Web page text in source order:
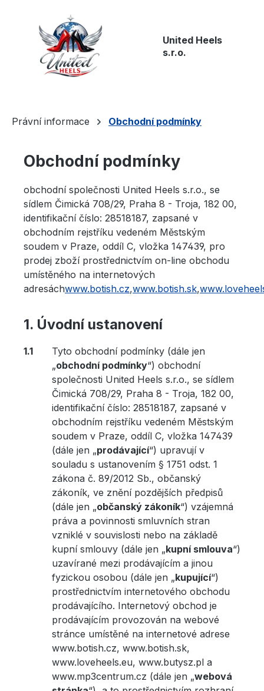
Přejít na hlavní obsah
United Heels
s.r.o.
Právní informace Obchodní podmínky
Obchodní podmínky
obchodní společnosti United Heels s.r.o., se
sídlem Čimická 708/29, Praha 8 - Troja, 182 00,
identifikační číslo: 28518187, zapsané v
obchodním rejstříku vedeném Městským
soudem v Praze, oddíl C, vložka 147439, pro
prodej zboží prostřednictvím on-line obchodu
umístěného na internetových
adresáchwww.botish.cz,www.botish.sk,
Úvodní ustanovení
Tyto obchodní podmínky (dále jen
„obchodní podmínky“) obchodní
společnosti United Heels s.r.o., se sídlem
Čimická 708/29, Praha 8 - Troja, 182 00,
identifikační číslo: 28518187, zapsané v
obchodním rejstříku vedeném Městským
soudem v Praze, oddíl C, vložka 147439
(dále jen „prodávající“) upravují v
souladu s ustanovením § 1751 odst. 1
zákona č. 89/2012 Sb., občanský
zákoník, ve znění pozdějších předpisů
(dále jen „občanský zákoník“) vzájemná
práva a povinnosti smluvních stran
vzniklé v souvislosti nebo na základě
kupní smlouvy (dále jen „kupní smlouva“)
uzavírané mezi prodávajícím a jinou
fyzickou osobou (dále jen „kupující“)
prostřednictvím internetového obchodu
prodávajícího. Internetový obchod je
prodávajícím provozován na webové
stránce umístěné na internetové adrese
www.botish.cz, www.botish.sk,
www.loveheels.eu, www.butysz.pl a
www.mp3centrum.cz (dále jen „webová